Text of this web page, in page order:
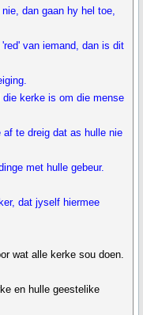
dan gaan hy hel toe,
van iemand, dan is dit
kerke is om die mense
te dreig dat as hulle nie
met hulle gebeur.
dat jyself hiermee
wat alle kerke sou doen.
en hulle geestelike